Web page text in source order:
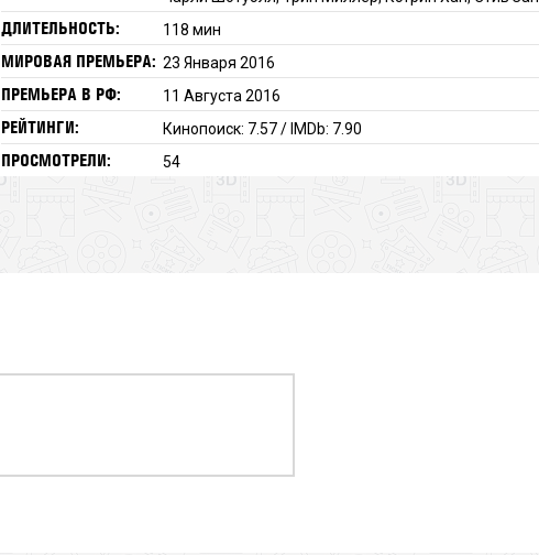
ДЛИТЕЛЬНОСТЬ: 118 мин
МИРОВАЯ ПРЕМЬЕРА: 23 Января 2016
ПРЕМЬЕРА В РФ: 11 Августа 2016
РЕЙТИНГИ: Кинопоиск: 7.57 / IMDb: 7.90
ПРОСМОТРЕЛИ: 54